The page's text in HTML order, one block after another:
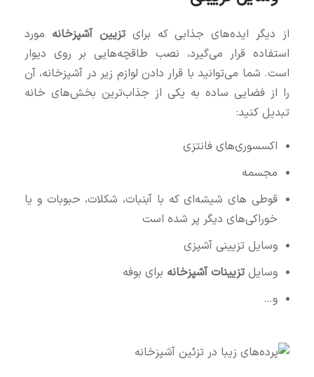
از دیگر ایده‌های جذابی که برای تزیین آشپزخانه مورد
استفاده قرار می‌گیرد، نصب طاقچه‌هایی بر روی دیوار
است. شما می‌توانید با قرار دادن لوازم زیر در آشپزخانه، آن
را از فضایی ساده به یکی از جذاب‌ترین بخش‌های خانه
تبدیل کنید:
اکسسوری‌های فانتزی
مجسمه
قوطی‌ های شیشه‌ای که با آبنبات، شکلات، حبوبات و یا
خوراکی‌های دیگر پر شده است
وسایل تزیینی آشپزی
وسایل تزیینات آشپزخانه برای بوفه
و…